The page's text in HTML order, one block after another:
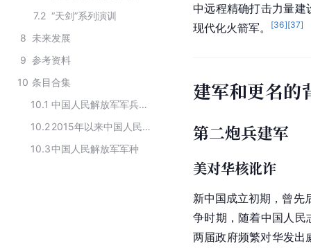
7.2 “天剑”系列演训
8 未来发展
9 参考资料
10 条目合集
10.1
中国人民解放军军兵种结构布局
10.2
2015年以来中国人民解放军五大军种
10.3中国人民解放军军种
中远程精确打击力量建
现代化火箭军。
[36][37]
建军和更名的
第二炮兵建军
美对华核讹诈
新中国成立初期，曾先
争时期，随着中国人民
两届政府频繁对华发出